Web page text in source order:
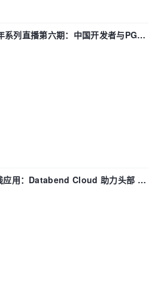
系列直播第六期：中国开发者与PG内
们贡献了什么？
应用：Databend Cloud 助力头部 AI
据管道